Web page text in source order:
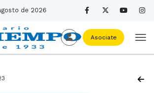
de 2026
Asociate